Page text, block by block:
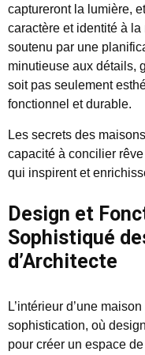
captureront la lumière,
caractère et identité à
soutenu par une
minutieuse aux détails,
soit pas seulement
fonctionnel et durable.
Les secrets des
capacité à concilier
qui inspirent et
Design et
Sophistiqué
d’Architecte
L’intérieur d’une
sophistication, où
pour créer un espace